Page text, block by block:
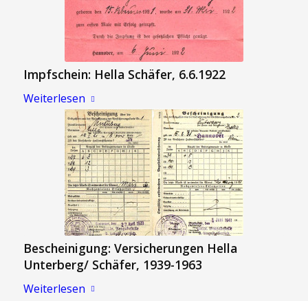
Impfschein: Hella Schäfer, 6.6.1922
Weiterlesen
Bescheinigung: Versicherungen Hella
Unterberg/ Schäfer, 1939-1963
Weiterlesen